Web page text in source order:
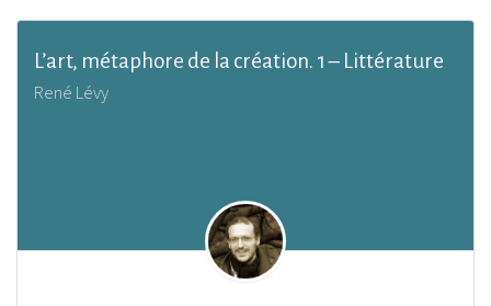
L’art, métaphore de la création. 1 – Littérature
René Lévy